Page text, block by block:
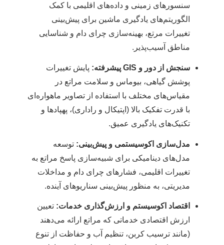
سنسورهای زمینی و داده‌های اقلیمی با کمک
الگوریتم‌های یادگیری ماشین برای پیش‌بینی
تغییرات مرتع، بهینه‌سازی چرای دام و شناسایی
مناطق آسیب‌پذیر.
سنجش از دور و GIS پیشرفته:
پایش تغییرات
پوشش گیاهی، بیوماس و سلامت مراتع در
مقیاس‌های مختلف با استفاده از تصاویر ماهواره‌ای
با قدرت تفکیک بالا (اپتیکال و راداری)، پهپادها و
تکنیک‌های یادگیری عمیق.
مدل‌سازی اکوسیستمی و پیش‌بینی: توسعه
مدل‌های دینامیکی برای شبیه‌سازی پاسخ مراتع به
تغییرات اقلیمی، فشارهای چرای دام و مداخلات
مدیریتی، به منظور پیش‌بینی سناریوهای آینده.
اقتصاد اکوسیستم و ارزش‌گذاری خدمات: تعیین
ارزش اقتصادی خدماتی که مراتع ارائه می‌دهند
(مانند ترسیب کربن، تنظیم آب و حفاظت از تنوع